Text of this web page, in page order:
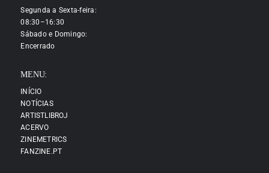
Segunda a Sexta-feira:
08:30–16:30
Sábado e Domingo:
Encerrado
MENU:
INÍCIO
NOTÍCIAS
ARTISTLIBROJ
ACERVO
ZINEMETRICS
FANZINE.PT